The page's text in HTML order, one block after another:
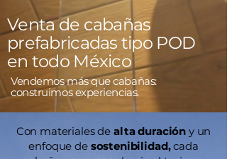
Venta de cabañas
prefabricadas tipo POD
en todo México
Vendemos más que cabañas:
construimos experiencias.
Con materiales de alta duración y un
enfoque de sostenibilidad,cada